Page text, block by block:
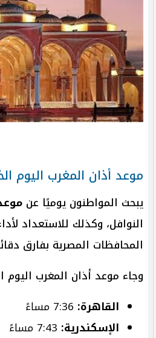
موعد أذان المغرب
يبحث المواطنون يوميًا عن
النوافل، وكذلك للاستعداد
المحافظات المصرية بفارق
وجاء موعد أذان المغرب
القاهرة:
الإسكندرية: